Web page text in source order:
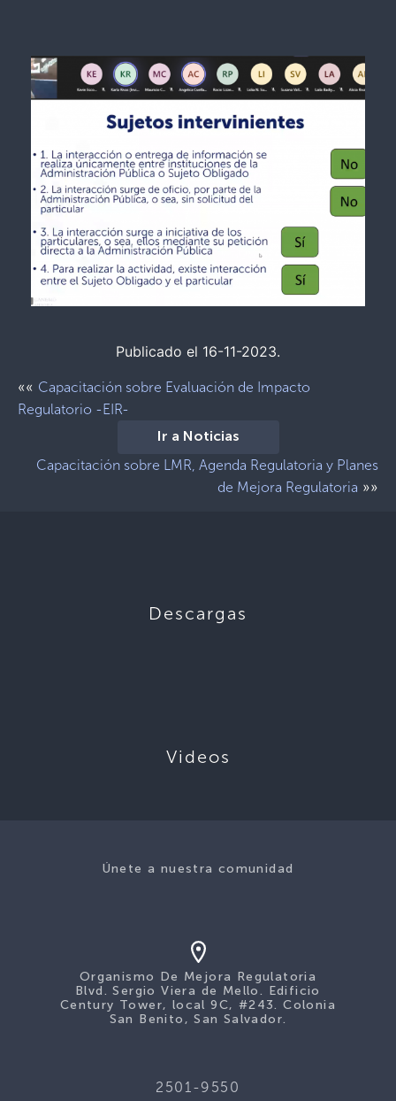
Publicado el 16-11-2023.
«« Capacitación sobre Evaluación de Impacto
Regulatorio -EIR-
Ir a Noticias
Capacitación sobre LMR, Agenda Regulatoria y Planes
de Mejora Regulatoria »»
Descargas
Videos
Únete a nuestra comunidad
Organismo De Mejora Regulatoria
Blvd. Sergio Viera de Mello. Edificio
Century Tower, local 9C, #243. Colonia
San Benito, San Salvador.
2501-9550